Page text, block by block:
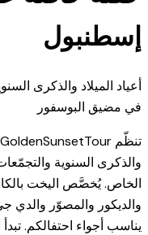
إسطنبول
أعياد الميلاد والذكرى
في مضيق البوسفور
والذكرى السنوية
الخاص. يُخصَّص اليخت
والديكور والمصوّر والدي
يناسب أجواء احتفالكم. تبدأ